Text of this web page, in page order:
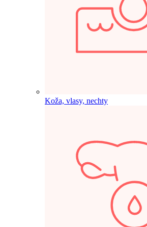
Koža, vlasy, nechty